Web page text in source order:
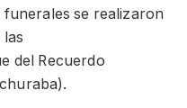
se realizaron
del Recuerdo